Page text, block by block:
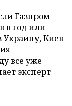
Газпром
в год или
Украину, Киев
все уже
эксперт